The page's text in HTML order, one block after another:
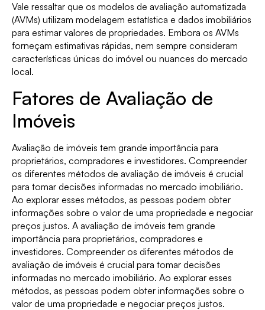
Vale ressaltar que os modelos de avaliação automatizada
(AVMs) utilizam modelagem estatística e dados imobiliários
para estimar valores de propriedades. Embora os AVMs
forneçam estimativas rápidas, nem sempre consideram
características únicas do imóvel ou nuances do mercado
local.
Fatores de Avaliação de
Imóveis
Avaliação de imóveis tem grande importância para
proprietários, compradores e investidores. Compreender
os diferentes métodos de avaliação de imóveis é crucial
para tomar decisões informadas no mercado imobiliário.
Ao explorar esses métodos, as pessoas podem obter
informações sobre o valor de uma propriedade e negociar
preços justos. A avaliação de imóveis tem grande
importância para proprietários, compradores e
investidores. Compreender os diferentes métodos de
avaliação de imóveis é crucial para tomar decisões
informadas no mercado imobiliário. Ao explorar esses
métodos, as pessoas podem obter informações sobre o
valor de uma propriedade e negociar preços justos.